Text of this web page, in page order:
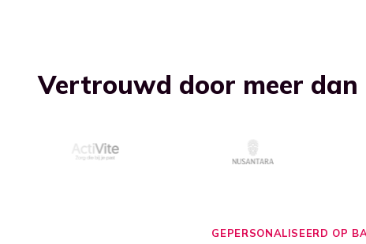
Vertrouwd door meer
GEPERSONALISEERD OP